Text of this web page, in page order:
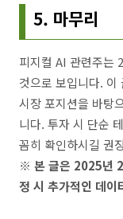
5. 마무리
피지컬 AI 관련주는
것으로 보입니다.
시장 포지션을 바탕
니다. 투자 시 단순
꼼히 확인하시길 권
※ 본 글은 2025년 2
정 시 추가적인 데이